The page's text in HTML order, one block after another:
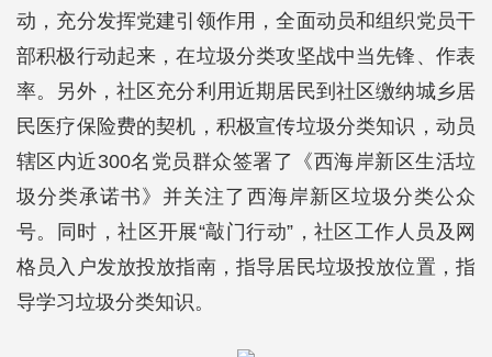
动，充分发挥党建引领作用，全面动员和组织党员干
部积极行动起来，在垃圾分类攻坚战中当先锋、作表
率。另外，社区充分利用近期居民到社区缴纳城乡居
民医疗保险费的契机，积极宣传垃圾分类知识，动员
辖区内近300名党员群众签署了《西海岸新区生活垃
圾分类承诺书》并关注了西海岸新区垃圾分类公众
号。同时，社区开展“敲门行动”，社区工作人员及网
格员入户发放投放指南，指导居民垃圾投放位置，指
导学习垃圾分类知识。